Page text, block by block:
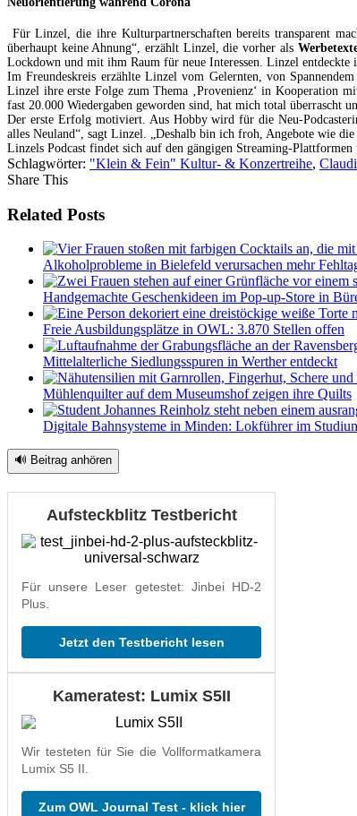
Für Linzel, die ihre Kulturpartnerschaften bereits transparent
überhaupt keine Ahnung“, erzählt Linzel, die vorher als
Lockdown und mit ihm Raum für neue Interessen. Linzel entdeckte
Im Freundeskreis erzählte Linzel vom Gelernten, von
Linzel ihre erste Folge zum Thema ‚Provenienz‘ in Kooperation
fast 20.000 Wiedergaben geworden sind, hat mich total überrascht
Der erste Erfolg motiviert. Aus Hobby wird für die Neu-
alles Neuland“, sagt Linzel. „Deshalb bin ich froh, Angebote wie
Linzels Podcast findet sich auf den gängigen Streaming-Plattformen
Schlagwörter: "Klein & Fein" Kultur- & Konzertreihe,
Share This
Related Posts
Alkoholprobleme in Bielefeld verursachen mehr
Handgemachte Geschenkideen im Pop-up-Store in
Freie Ausbildungsplätze in OWL: 3.870 Stellen offen
Mittelalterliche Siedlungsspuren in Werther entdeckt
Mühlenquilter auf dem Museumshof zeigen ihre Quilts
Digitale Bahnsysteme in Minden: Lokführer im
🔊 Beitrag anhören
Aufsteckblitz Testbericht
Für unsere Leser getestet: Jinbei HD-2
Plus.
Jetzt den Testbericht lesen
Kameratest: Lumix S5II
Wir testeten für Sie die Vollformatkamera
Lumix S5 II.
Zum OWL Journal Test - klick hier